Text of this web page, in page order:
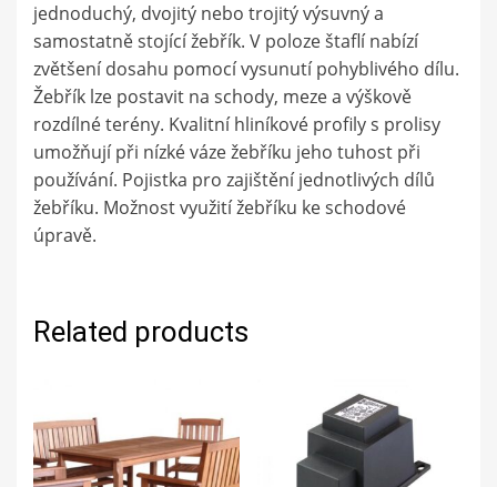
jednoduchý, dvojitý nebo trojitý výsuvný a
samostatně stojící žebřík. V poloze štaflí nabízí
zvětšení dosahu pomocí vysunutí pohyblivého dílu.
Žebřík lze postavit na schody, meze a výškově
rozdílné terény. Kvalitní hliníkové profily s prolisy
umožňují při nízké váze žebříku jeho tuhost při
používání. Pojistka pro zajištění jednotlivých dílů
žebříku. Možnost využití žebříku ke schodové
úpravě.
Related products